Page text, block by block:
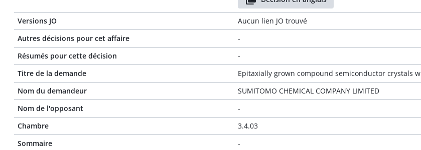
Versions JO
Aucun lien JO trouvé
Autres décisions pour cet affaire
-
Résumés pour cette décision
-
Titre de la demande
Epitaxially grown compound semiconductor crystals
Nom du demandeur
SUMITOMO CHEMICAL COMPANY LIMITED
Nom de l'opposant
-
Chambre
3.4.03
Sommaire
-